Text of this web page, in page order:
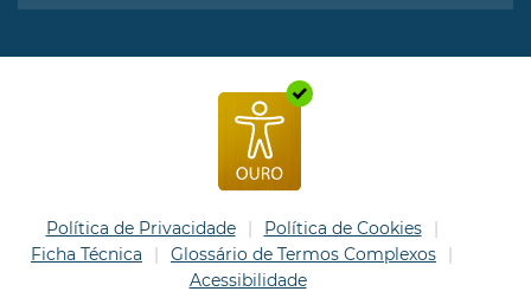
Política de Privacidade
Política de Cookies
Ficha Técnica
Glossário de Termos Complexos
Acessibilidade